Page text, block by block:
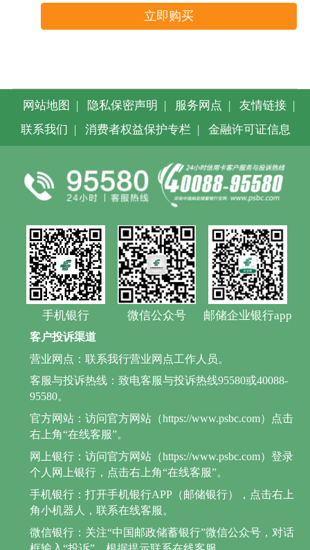
立即购买
网站地图 | 隐私保密声明 | 服务网点 | 友情链接 |
联系我们 | 消费者权益保护专栏 | 金融许可证信息
手机银行 微信公众号 邮储企业银行app
客户投诉渠道
营业网点：联系我行营业网点工作人员。
客服与投诉热线：致电客服与投诉热线95580或40088-
95580。
官方网站：访问官方网站（https://www.psbc.com）点击
右上角“在线客服”。
网上银行：访问官方网站（https://www.psbc.com）登录
个人网上银行，点击右上角“在线客服”。
手机银行：打开手机银行APP（邮储银行），点击右上
角小机器人，联系在线客服。
微信银行：关注“中国邮政储蓄银行”微信公众号，对话